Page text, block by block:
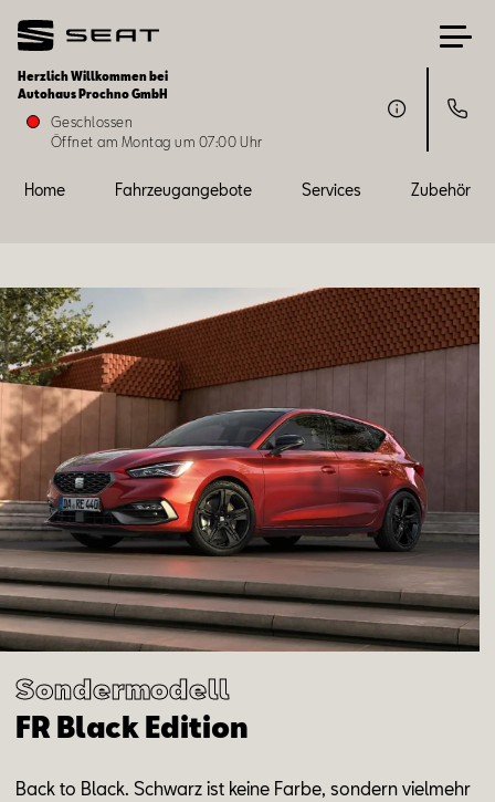
Herzlich Willkommen bei
Autohaus Prochno GmbH
Geschlossen
Öffnet am Montag um 07:00 Uhr
Home
Fahrzeugangebote
Zubehör
SEAT FOR BUSINESS
Über uns
Aktionen
Home Fahrzeugangebote Services Zubehör
Sondermodell
FR Black Edition
Backto Black. Schwarz ist kei­ne Far­be, son­dern viel­mehr